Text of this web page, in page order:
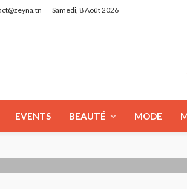
Samedi, 8 Août 2026
EVENTS BEAUTÉ MODE